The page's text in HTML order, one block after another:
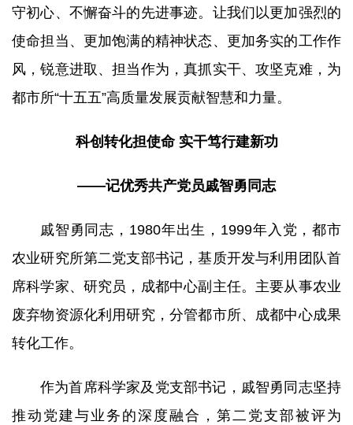
党建文化
农科研学
守初心、不懈奋斗的先进事迹。让我们以更加强烈的
使命担当、更加饱满的精神状态、更加务实的工作作
风，锐意进取、担当作为，真抓实干、攻坚克难，为
都市所“十五五”高质量发展贡献智慧和力量。
科创转化担使命 实干笃行建新功
——记优秀共产党员戚智勇同志
戚智勇同志，1980年出生，1999年入党，都市
农业研究所第二党支部书记，基质开发与利用团队首
席科学家、研究员，成都中心副主任。主要从事农业
废弃物资源化利用研究，分管都市所、成都中心成果
转化工作。
作为首席科学家及党支部书记，戚智勇同志坚持
推动党建与业务的深度融合，第二党支部被评为